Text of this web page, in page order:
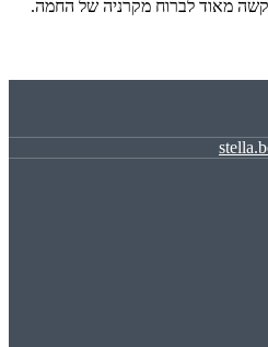
מאוד לברוח מקרניה של החמה.